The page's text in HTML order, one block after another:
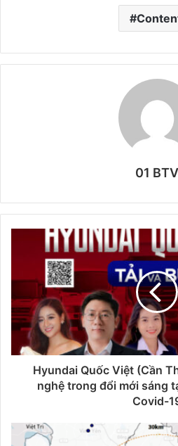
01 BTV
Hyundai Quốc Việt (Cần
nghệ trong đổi mới sáng
Covid-